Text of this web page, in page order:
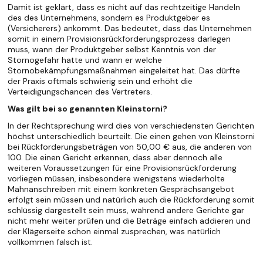
Damit ist geklärt, dass es nicht auf das rechtzeitige Handeln
des des Unternehmens, sondern es Produktgeber es
(Versicherers) ankommt. Das bedeutet, dass das Unternehmen
somit in einem Provisionsrückforderungsprozess darlegen
muss, wann der Produktgeber selbst Kenntnis von der
Stornogefahr hatte und wann er welche
Stornobekämpfungsmaßnahmen eingeleitet hat. Das dürfte
der Praxis oftmals schwierig sein und erhöht die
Verteidigungschancen des Vertreters.
Was gilt bei so genannten Kleinstorni?
In der Rechtsprechung wird dies von verschiedensten Gerichten
höchst unterschiedlich beurteilt. Die einen gehen von Kleinstorni
bei Rückforderungsbeträgen von 50,00 € aus, die anderen von
100. Die einen Gericht erkennen, dass aber dennoch alle
weiteren Voraussetzungen für eine Provisionsrückforderung
vorliegen müssen, insbesondere wenigstens wiederholte
Mahnanschreiben mit einem konkreten Gesprächsangebot
erfolgt sein müssen und natürlich auch die Rückforderung somit
schlüssig dargestellt sein muss, während andere Gerichte gar
nicht mehr weiter prüfen und die Beträge einfach addieren und
der Klägerseite schon einmal zusprechen, was natürlich
vollkommen falsch ist.